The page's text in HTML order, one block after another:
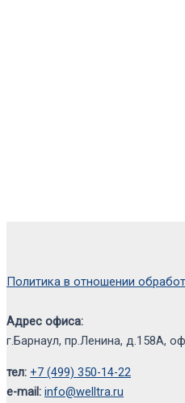
Политика в отношении
Адрес офиса:
г.Барнаул, пр.Ленина, д.158А,
тел: +7 (499) 350-14-22
e-mail: info@welltra.ru